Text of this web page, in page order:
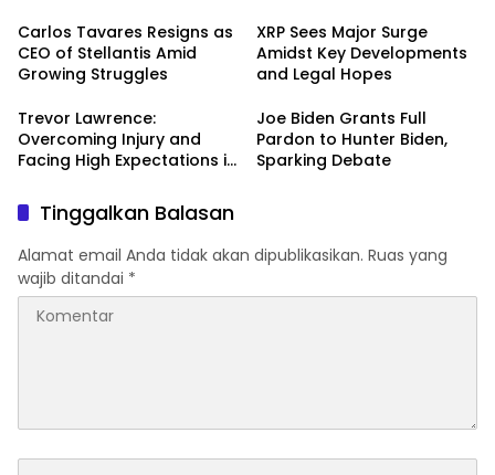
Carlos Tavares Resigns as
CEO of Stellantis Amid
Growing Struggles
XRP Sees Major Surge
Amidst Key Developments
and Legal Hopes
Trevor Lawrence:
Overcoming Injury and
Facing High Expectations in
Joe Biden Grants Full
Pardon to Hunter Biden,
Sparking Debate
Tinggalkan Balasan
Alamat email Anda tidak akan dipublikasikan. Ruas yang
wajib ditandai *